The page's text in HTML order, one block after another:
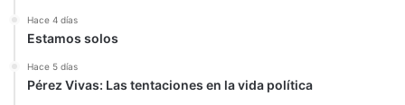
Hace 4 días
Estamos solos
Hace 5 días
Pérez Vivas: Las tentaciones en la vida política